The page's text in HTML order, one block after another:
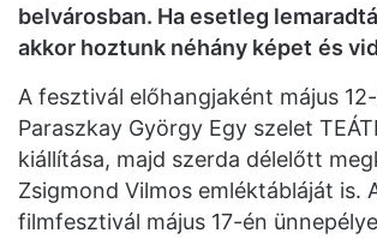
belvárosban. Ha esetleg
akkor hoztunk néhány képet és
A fesztivál előhangjaként május
Paraszkay György Egy szelet
kiállítása, majd szerda délelőtt
Zsigmond Vilmos emléktábláját is.
filmfesztivál május 17-én